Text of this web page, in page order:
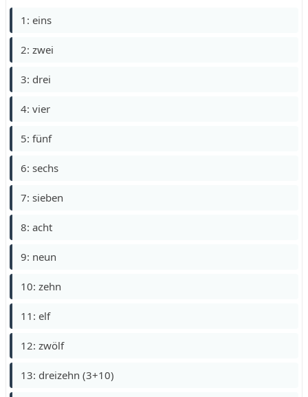
1: eins
2: zwei
3: drei
4: vier
5: fünf
6: sechs
7: sieben
8: acht
9: neun
10: zehn
11: elf
12: zwölf
13: dreizehn (3+10)